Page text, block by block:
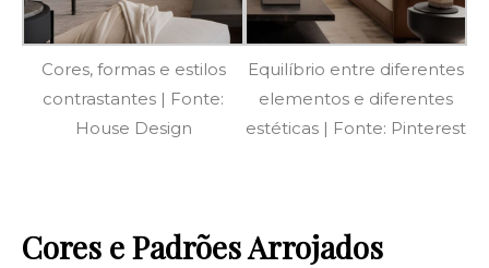
Cores, formas e estilos
contrastantes | Fonte:
House Design
Equilíbrio entre diferentes
elementos e diferentes
estéticas | Fonte: Pinterest
Cores e Padrões Arrojados